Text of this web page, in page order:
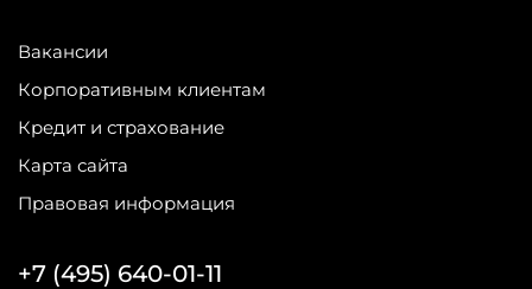
Вакансии
Корпоративным клиентам
Кредит и страхование
Карта сайта
Правовая информация
+7 (495) 640-01-11